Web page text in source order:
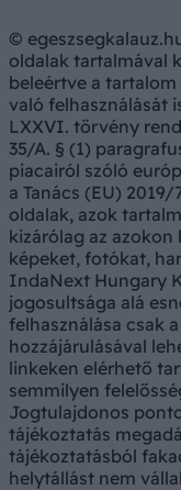
©
oldalak tartalmával
beleértve a
való felhasználását
LXXVI. törvény
35/A. § (1)
piacairól szóló
a Tanács (EU)
oldalak, azok
kizárólag az
képeket, fotókat,
IndaNext Hungary
jogosultsága alá
felhasználása csak
hozzájárulásával
linkeken elérhető
semmilyen
Jogtulajdonos
tájékoztatás
tájékoztatásból
helytállást nem